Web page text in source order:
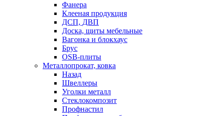
Фанера
Клееная продукция
ДСП, ДВП
Доска, щиты мебельные
Вагонка и блокхаус
Брус
OSB-плиты
Металлопрокат, ковка
Назад
Швеллеры
Уголки металл
Стеклокомпозит
Профнастил